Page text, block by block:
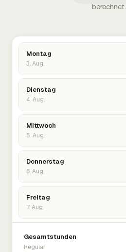
berechnet.
Montag
3. Aug.
Dienstag
4. Aug.
Mittwoch
5. Aug.
Donnerstag
6. Aug.
Freitag
7. Aug.
Gesamtstunden
Regulär